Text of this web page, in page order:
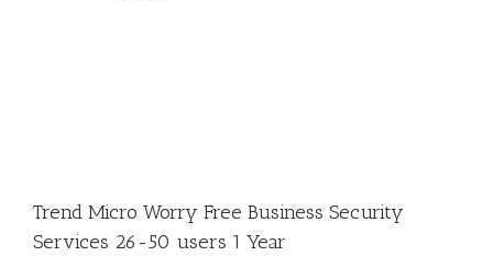
Trend Micro Worry Free Business Security
Services 26-50 users 1 Year